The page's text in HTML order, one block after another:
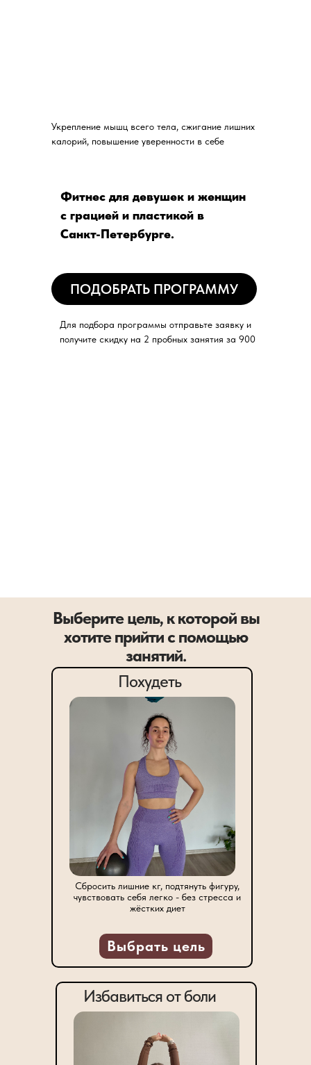
Фитнес для девушек и женщин
с грацией и пластикой в
Санкт-Петербурге.
ПОДОБРАТЬ ПРОГРАММУ
Для подбора программы отправьте заявку и
получите скидку на 2 пробных занятия за 900
Укрепление мышц всего тела, сжигание лишних
калорий, повышение уверенности в себе
Выберите цель, к которой вы
хотите прийти с помощью
занятий.
Похудеть
Выбрать цель
Избавиться от боли
Сбросить лишние кг, подтянуть фигуру,
чувствовать себя легко - без стресса и
жёстких диет